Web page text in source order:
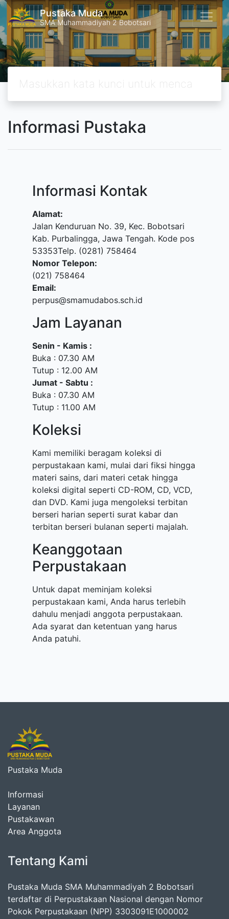
Pustaka Muda
SMA Muhammadiyah 2 Bobotsari
Informasi Pustaka
Informasi Kontak
Alamat:
Jalan Kenduruan No. 39, Kec. Bobotsari
Kab. Purbalingga, Jawa Tengah. Kode pos
53353Telp. (0281) 758464
Nomor Telepon:
(021) 758464
Email:
perpus@smamudabos.sch.id
Jam Layanan
Senin - Kamis :
Buka : 07.30 AM
Tutup : 12.00 AM
Jumat - Sabtu :
Buka : 07.30 AM
Tutup : 11.00 AM
Koleksi
Kami memiliki beragam koleksi di
perpustakaan kami, mulai dari fiksi hingga
materi sains, dari materi cetak hingga
koleksi digital seperti CD-ROM, CD, VCD,
dan DVD. Kami juga mengoleksi terbitan
berseri harian seperti surat kabar dan
terbitan berseri bulanan seperti majalah.
Keanggotaan
Perpustakaan
Untuk dapat meminjam koleksi
perpustakaan kami, Anda harus terlebih
dahulu menjadi anggota perpustakaan.
Ada syarat dan ketentuan yang harus
Anda patuhi.
Pustaka Muda
Informasi
Layanan
Pustakawan
Area Anggota
Tentang Kami
Pustaka Muda SMA Muhammadiyah 2 Bobotsari
terdaftar di Perpustakaan Nasional dengan Nomor
Pokok Perpustakaan (NPP) 3303091E1000002